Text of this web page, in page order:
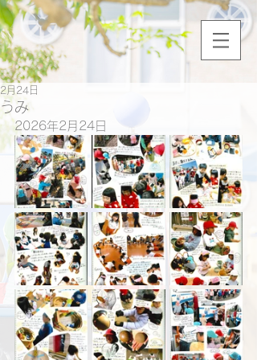
うみ
2月24日
2026年2月24日